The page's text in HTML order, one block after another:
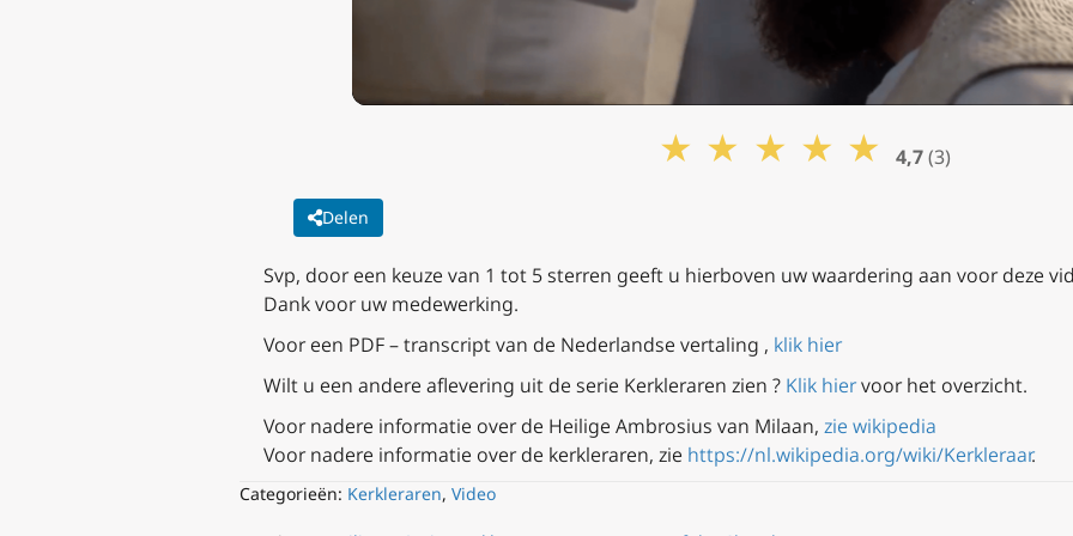
★ ★ ★ ★ ★ 4,7(3)
Delen
Svp, door een keuze van 1 tot 5 sterren geeft u hierboven uw waardering aan voor deze
Dank voor uw medewerking.
Voor een PDF – transcript van de Nederlandse vertaling , klik hier
Wilt u een andere aflevering uit de serie Kerkleraren zien ? Klik hiervoor het overzicht.
Voor nadere informatie over de Heilige Ambrosius van Milaan, zie wikipedia
Voor nadere informatie over de kerkleraren, zie https://nl.wikipedia.org/wiki/Kerkleraar.
Categorieën: Kerkleraren, Video